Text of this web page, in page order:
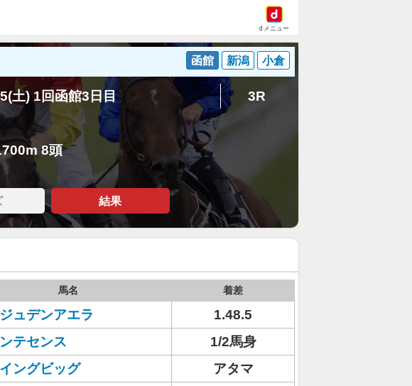
dメニュー
函館 新潟 小倉
土) 1回函館3日目 3R
8頭
結果
馬名 着差
ュデンアエラ
1.48.5
テセンス
1/2馬身
ングビッグ
アタマ